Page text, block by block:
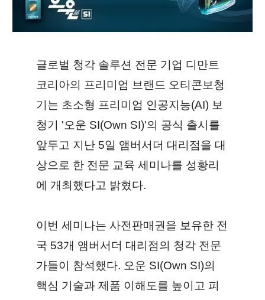
글로벌 청각 솔루션 전문 기업 디만트
코리아의 프리미엄 브랜드 오티콘보청
기는 초소형 프리미엄 인공지능(AI) 보
청기 '오운 SI(Own SI)'의 공식 출시를
앞두고 지난 5일 앰버서더 대리점을 대
상으로 한 전문 교육 세미나를 성황리
에 개최했다고 밝혔다.
이번 세미나는 사전판매권을 보유한 전
국 53개 앰버서더 대리점의 청각 전문
가들이 참석했다. 오운 SI(Own SI)의
핵심 기술과 제품 이해도를 높이고 피